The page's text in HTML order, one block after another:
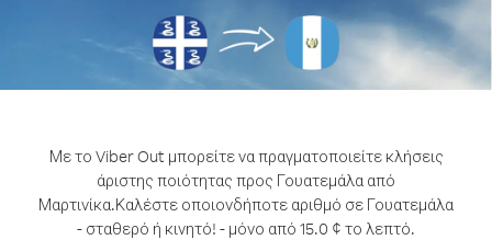
Με το Viber Out μπορείτε να πραγματοποιείτε κλήσεις
άριστης ποιότητας προς Γουατεμάλα από
Μαρτινίκα.Καλέστε οποιονδήποτε αριθμό σε Γουατεμάλα
- σταθερό ή κινητό! - μόνο από 15.0 ¢ το λεπτό.